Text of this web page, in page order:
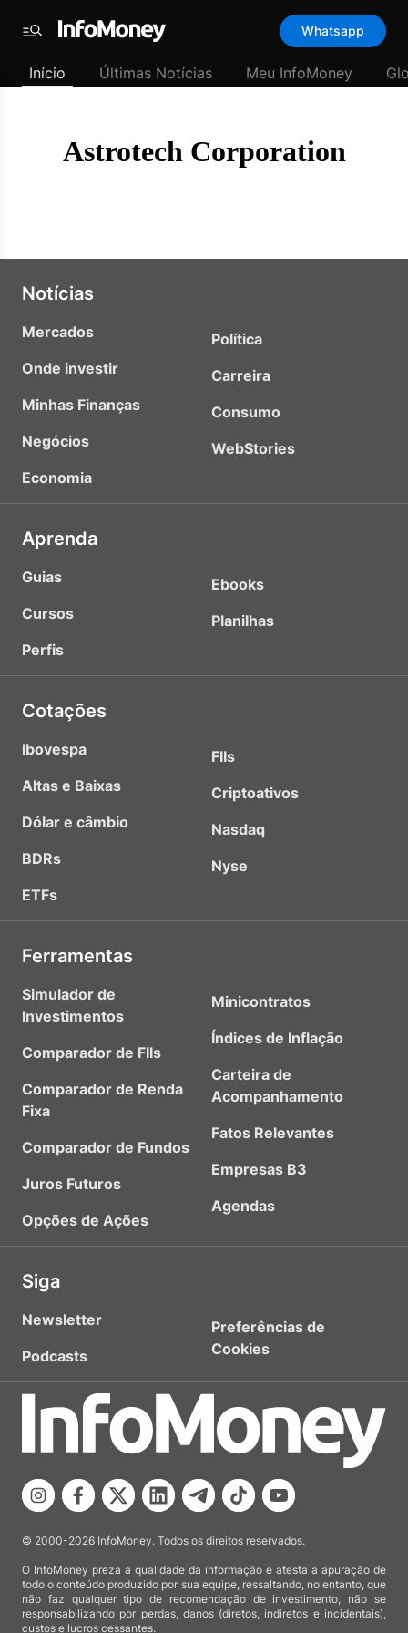
padrão
Últimas
InfoMoney
Menu
Whatsapp
Início Últimas Notícias Meu InfoMoney
Astrotech Corporation
Notícias
Mercados
Onde investir
Minhas Finanças
Negócios
Economia
Política
Carreira
Consumo
WebStories
Aprenda
Guias
Cursos
Perfis
Ebooks
Planilhas
Cotações
Ibovespa
Altas e Baixas
Dólar e câmbio
BDRs
ETFs
FIIs
Criptoativos
Nasdaq
Nyse
Ferramentas
Simulador de
Investimentos
Comparador de FIIs
Comparador de Renda
Fixa
Comparador de Fundos
Juros Futuros
Opções de Ações
Minicontratos
Índices de Inflação
Carteira de
Acompanhamento
Fatos Relevantes
Empresas B3
Agendas
Siga
Newsletter
Podcasts
Preferências de
Cookies
© 2000-2026 InfoMoney. Todos os direitos reservados.
O InfoMoney preza a qualidade da informação e atesta a apuração de
todo o conteúdo produzido por sua equipe, ressaltando, no entanto, que
não faz qualquer tipo de recomendação de investimento, não se
responsabilizando por perdas, danos (diretos, indiretos e incidentais),
custos e lucros cessantes.